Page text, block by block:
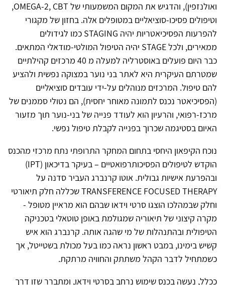
ואולנזפין), והדגיש את המקום המשמעותי של OMEGA-2, CBT,
וטיפולים פסיכו-סוציאליים במטופלים אלה. בחזון של מקגורי
להפרעות הפסיכיאטריות יהיה STAGING כמו לגידולים
ממאירים, ולכל STAGE יהיה הטיפול המולטי-מודאלי המתאים.
כבר היום פועלים באוסטרליה למעלה מ 40 מרכזים קהילתיים
שמטרתם העיקרית היא לאתר בני נוער במצוקה נפשית ולהציע
להם טיפול. המרכזים מנוהלים על-ידי עובדים סוציאליים
(הפסיכיאטר נכנס לתמונה מאוחר יחסית), הם נטולי סממנים של
מרכז-רפואי, והרעיון הוא לעודד פנייה של בני-נוער תוך מזעור
האיום בסטיגמה שכרוך בפנייה לקבלת טיפול נפשי.
נוכח הקיפאון היחסי בתחום המחקר התרופתי נתח מרכזי מהכנס
הוקדש לטיפולים הפסיכותרפואטיים – בעיקר בדיכאון (IPT)
ובהפרעת אישיות גבולית. אוטו קרנברג העביר סדנה על
TRANSFERENCE FOCUSED THERAPY שכללה חלק תיאורטי
וחלק שבמהלכו הוצגו סרטי וידאו שבהם הוא מראיין מטופל -
מקרה קיצוני של תיאוריה שמגולמת באופן טוטאלי בטכניקה
הטיפולית ובהתנהלות של מי שהגה אותה. קרנברג הוא איש
קשיש בימינו, במבט ראשון נראה כמו בעל מכולת בשטייטל, אך
כשמתחיל לדבר הקהל משתתק והחוויה מרתקת.
ככלל, נעשה בכנס שימוש נרחב בסרטי וידאו, ומתברר שזו דרך